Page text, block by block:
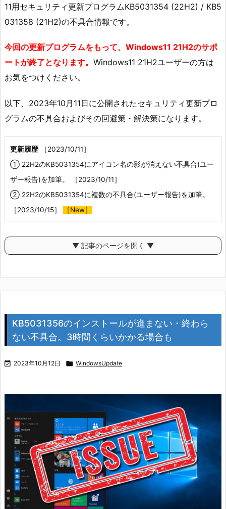
11用セキュリティ更新プログラムKB5031354 (22H2) / KB5
031358 (21H2)の不具合情報です。
今回の更新プログラムをもって、Windows11 21H2のサポ
ートが終了となります。 Windows11 21H2ユーザーの方は
お気をつけください。
以下、2023年10月11日に公開されたセキュリティ更新プロ
グラムの不具合およびその回避策・解決策になります。
更新履歴 ［2023/10/11］
① 22H2のKB5031354にアイコン名の影が消えない不具合(ユー
ザー報告)を加筆。 ［2023/10/11］
② 22H2のKB5031354に複数の不具合(ユーザー報告)を加筆。
［2023/10/15］
［New］
▼ 記事のページを開く ▼
KB5031356のインストールが進まない・終わら
ない不具合。3時間くらいかかる場合も
 2023年10月12日  WindowsUpdate